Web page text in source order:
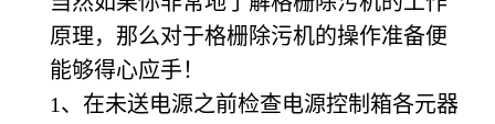
原理，那么对于格栅除污机的操作准备便
能够得心应手！
1、在未送电源之前检查电源控制箱各元器